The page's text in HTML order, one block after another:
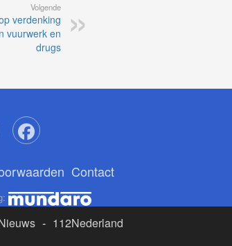
Volgende
verdenking
vuurwerk en
drugs
Contact
- 112Nederland